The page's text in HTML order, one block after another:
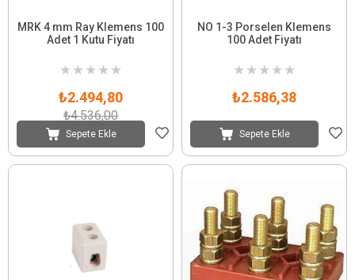
MRK 4 mm Ray Klemens 100
Adet 1 Kutu Fiyatı
★ ★ ★ ★ ★
₺2.494,80
₺4.536,00
Sepete Ekle
NO 1-3 Porselen Klemens
100 Adet Fiyatı
★ ★ ★ ★ ★
₺2.586,38
Sepete Ekle